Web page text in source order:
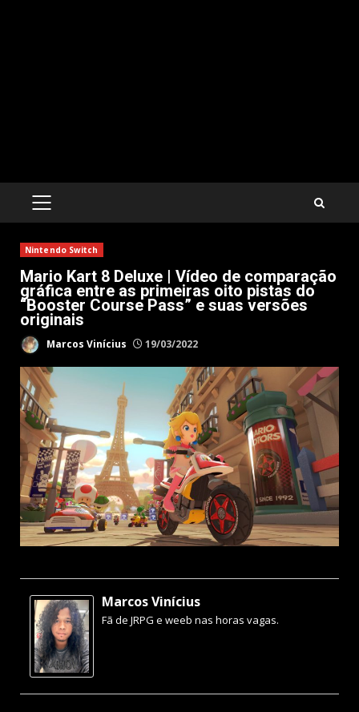
PRIMARY
Nintendo Switch
Mario Kart 8 Deluxe | Vídeo de comparação
gráfica entre as primeiras oito pistas do
“Booster Course Pass” e suas versões
originais
Marcos Vinícius 19/03/2022
Marcos Vinícius
Fã de JRPG e weeb nas horas vagas.